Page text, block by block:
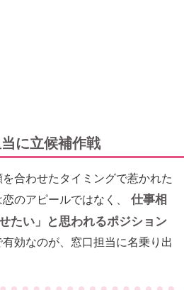
に立候補作戦
合わせたタイミングで惹かれた
のアピールではなく、
仕事相
たい」と思われるポジション
効なのが、窓口担当に名乗り出